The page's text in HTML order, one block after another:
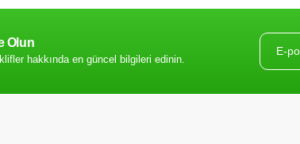
Olun
hakkında en güncel bilgileri edinin.